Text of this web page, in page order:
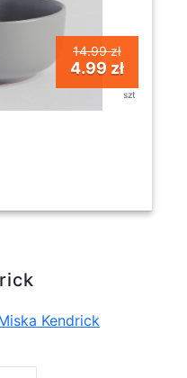
14.99 zł
4.99 zł
szt
Kendrick